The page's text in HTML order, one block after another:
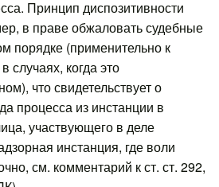
Принцип диспозитивности
в праве обжаловать судебные
порядке (применительно к
когда это
что свидетельствует о
процесса из инстанции в
участвующего в деле
инстанция, где воли
см. комментарий к ст. ст. 292,